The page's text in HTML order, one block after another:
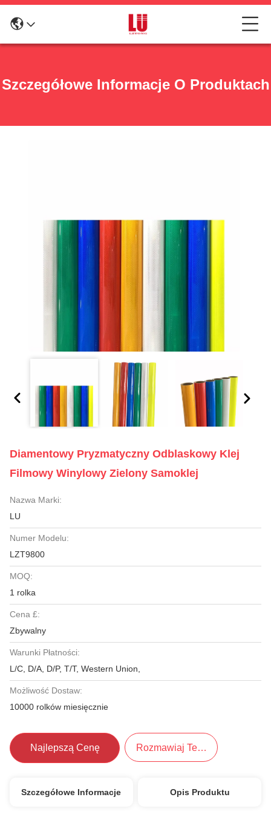
Szczegółowe Informacje O Produktach
Diamentowy Pryzmatyczny Odblaskowy Klej
Filmowy Winylowy Zielony Samoklej
Nazwa Marki:
LU
Numer Modelu:
LZT9800
MOQ:
1 rolka
Cena £:
Zbywalny
Warunki Płatności:
L/C, D/A, D/P, T/T, Western Union,
Możliwość Dostaw:
10000 rolków miesięcznie
Najlepszą Cenę Rozmawiaj Teraz.
Szczegółowe Informacje Opis Produktu